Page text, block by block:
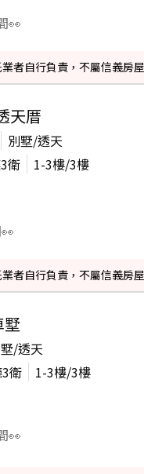
👀
者自行負責，不屬信義房
天厝
別墅/透天
衛 1-3樓/3樓
者自行負責，不屬信義房
/透天
衛 1-3樓/3樓
👀